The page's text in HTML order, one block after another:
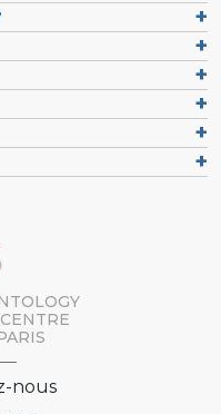
nous